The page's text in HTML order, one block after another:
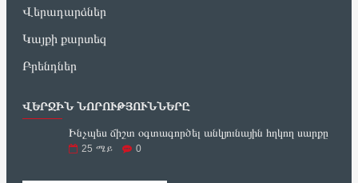
Վերադարձներ
Կայքի քարտեզ
Բրենդներ
ՎԵՐՋԻՆ ՆՈՐՈՒԹՅՈՒՆՆԵՐԸ
Ինչպես ճիշտ օգտագործել անկյունային հղկող սարքը
25 ሜይ 0